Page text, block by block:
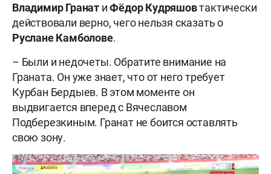
Владимир Гранат иФёдор Кудряшовтактически
действовали верно, чего нельзя сказать о
Руслане Камболове.
– Были и недочеты. Обратите внимание на
Граната. Он уже знает, что от него требует
Курбан Бердыев. В этом моменте он
выдвигается вперед с Вячеславом
Подберезкиным. Гранат не боится оставлять
свою зону.